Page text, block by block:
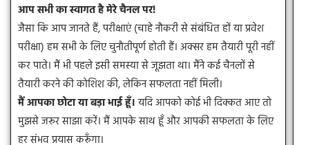
आप सभी का स्वागत है मेरे चैनल पर!
जैसा कि आप जानते हैं, परीक्षाएं (चाहे नौकरी से संबंधित हों या प्रवेश
परीक्षा) हम सभी के लिए चुनौतीपूर्ण होती हैं। अक्सर हम तैयारी पूरी नहीं
कर पाते। मैं भी पहले इसी समस्या से जूझता था। मैंने कई चैनलों से
तैयारी करने की कोशिश की, लेकिन सफलता नहीं मिली।
मैं आपका छोटा या बड़ा भाई हूँ।यदि आपको कोई भी दिक्कत आए तो
मुझसे जरूर साझा करें। मैं आपके साथ हूँ और आपकी सफलता के लिए
हर संभव प्रयास करूँगा।